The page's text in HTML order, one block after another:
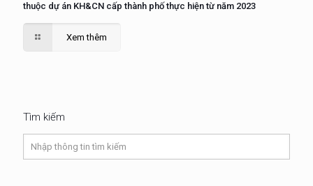
thuộc dự án KH&CN cấp thành phố thực hiện từ năm 2023
Xem thêm
Tìm kiếm